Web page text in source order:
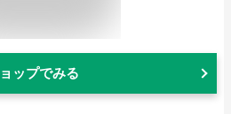
ップでみる